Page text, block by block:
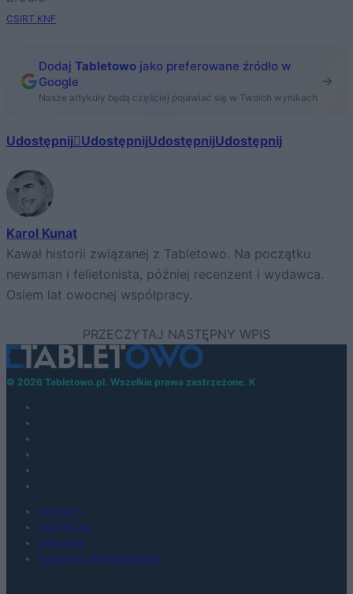
CSIRT KNF
Dodaj Tabletowo jako preferowane źródło w
Google
Nasze artykuły będą częściej pojawiać się w Twoich wynikach
Udostępnij UdostępnijUdostępnijUdostępnij
Karol Kunat
Kawał historii związanej z Tabletowo. Na początku
newsman i felietonista, później recenzent i wydawca.
Osiem lat owocnej współpracy.
© 2026 Tabletowo.pl. Wszelkie prawa zastrzeżone. K
KONTAKT
REDAKCJA
REKLAMA
POLITYKA PRYWATNOŚCI